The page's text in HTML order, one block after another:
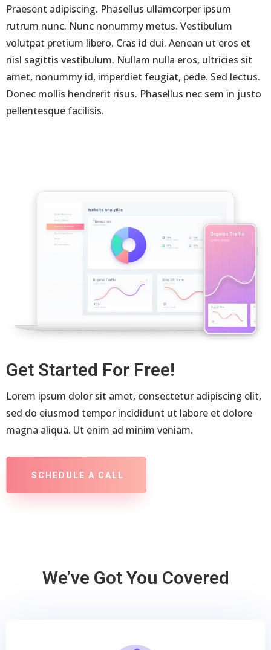
Praesent adipiscing. Phasellus ullamcorper ipsum
rutrum nunc. Nunc nonummy metus. Vestibulum
volutpat pretium libero. Cras id dui. Aenean ut eros et
nisl sagittis vestibulum. Nullam nulla eros, ultricies sit
amet, nonummy id, imperdiet feugiat, pede. Sed lectus.
Donec mollis hendrerit risus. Phasellus nec sem in justo
pellentesque facilisis.
Get Started For Free!
Lorem ipsum dolor sit amet, consectetur adipiscing elit,
sed do eiusmod tempor incididunt ut labore et dolore
magna aliqua. Ut enim ad minim veniam.
SCHEDULE A CALL
We’ve Got You Covered